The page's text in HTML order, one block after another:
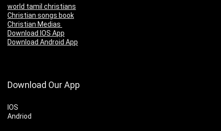
world tamil christians
Christian songs book
Christian Medias
Download IOS App
Download Android App
Download Our App
IOS
Andriod